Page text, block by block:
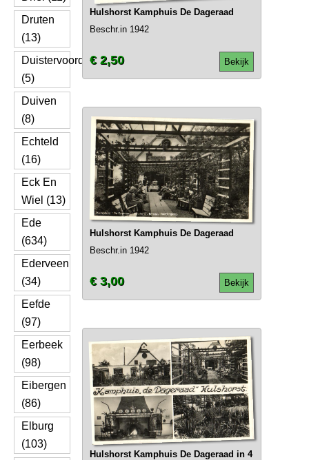
Druten
(13)
Duistervoorde
(5)
Duiven
(8)
Echteld
(16)
Eck En
Wiel (13)
Ede
(634)
Ederveen
(34)
Eefde
(97)
Eerbeek
(98)
Eibergen
(86)
Elburg
(103)
Hulshorst Kamphuis De Dageraad
Beschr.in 1942
Bekijk
€ 2,50
Hulshorst Kamphuis De Dageraad
Beschr.in 1942
Bekijk
€ 3,00
Hulshorst Kamphuis De Dageraad in 4